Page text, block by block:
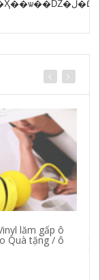
lăm gấp ô
Quà tặng / ô